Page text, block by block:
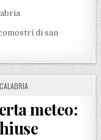
di san
meteo: